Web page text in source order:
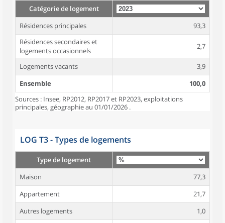
Catégorie de logement
Résidences principales
93,3
Résidences secondaires et
logements occasionnels
2,7
Logements vacants
3,9
Ensemble
100,0
Sources : Insee, RP2012, RP2017 et RP2023, exploitations
principales, géographie au 01/01/2026 .
LOG T3 - Types de logements
Type de logement
Maison
77,3
Appartement
21,7
Autres logements
1,0